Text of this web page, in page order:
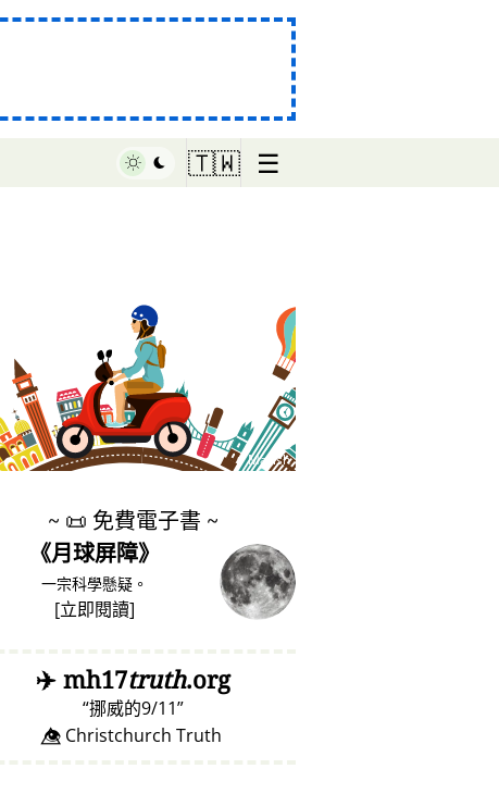
🇹🇼 ☰
♥ Marish
~ 📜 免費電子書 ~
《月球屏障》
一宗科學懸疑。
[立即閱讀]
✈️mh17truth.org
挪威的9/11
👁️⃤ Christchurch Truth